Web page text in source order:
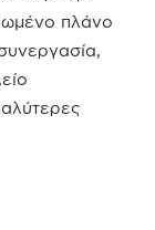
πλάνο